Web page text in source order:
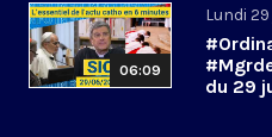
06:09
Lundi
du 29